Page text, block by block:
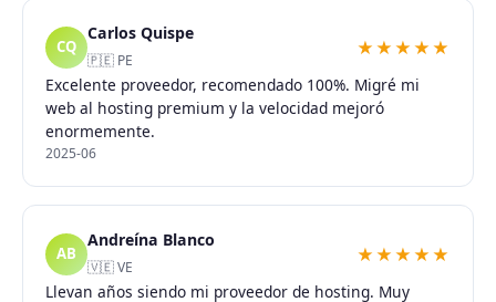
CQ
Carlos Quispe
🇵🇪 PE
★★★★★
Excelente proveedor, recomendado 100%. Migré mi
web al hosting premium y la velocidad mejoró
enormemente.
2025-06
AB
Andreína Blanco
🇻🇪 VE
★★★★★
Llevan años siendo mi proveedor de hosting. Muy